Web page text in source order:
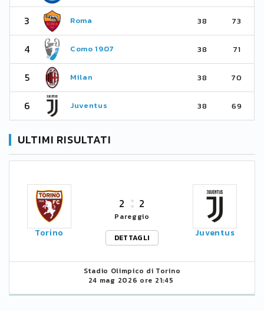
3 Roma 38 73
4 Como 1907 38 71
5 Milan 38 70
6 Juventus 38 69
ULTIMI RISULTATI
Torino
2 2
Pareggio
DETTAGLI
Juventus
Stadio Olimpico di Torino
24 mag 2026 ore 21:45